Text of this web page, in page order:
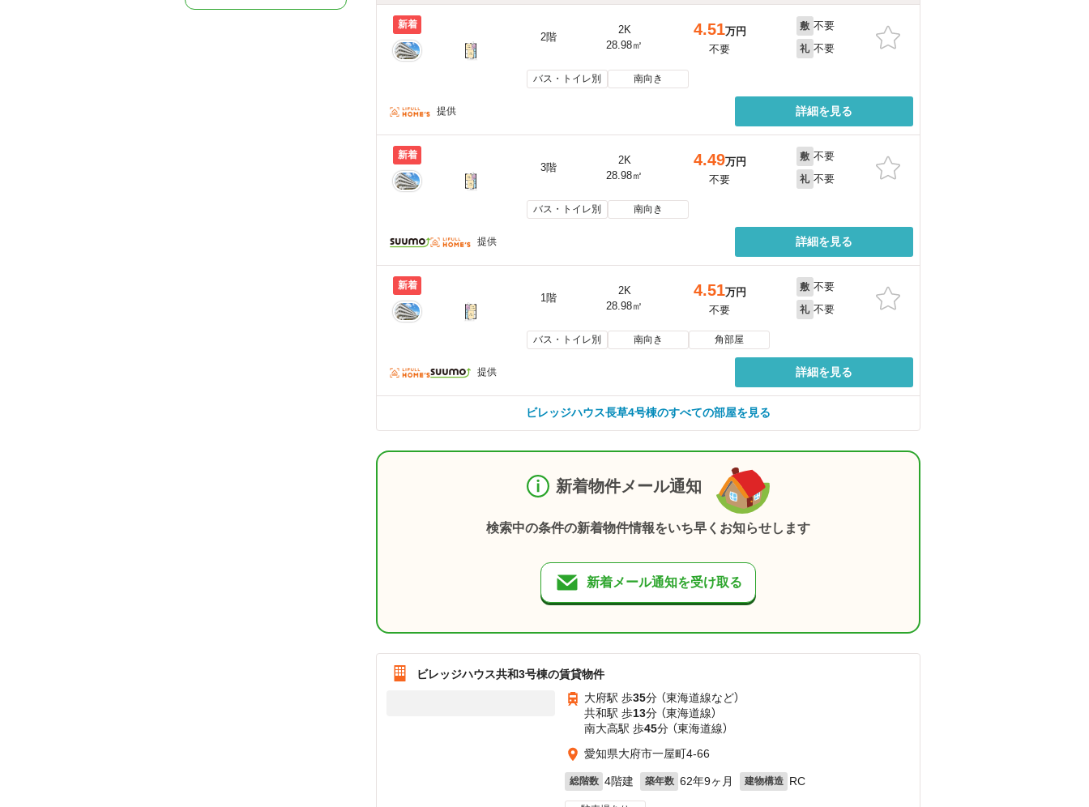
新着
2階
2K
28.98㎡
4.51万円
不要
敷 不要
礼 不要
バス・トイレ別 南向き
提供 詳細を見る
新着
3階
2K
28.98㎡
4.49万円
不要
敷 不要
礼 不要
バス・トイレ別 南向き
提供 詳細を見る
新着
1階
2K
28.98㎡
4.51万円
不要
敷 不要
礼 不要
バス・トイレ別 南向き 角部屋
提供 詳細を見る
ビレッジハウス長草4号棟のすべての部屋を見る
新着物件メール通知
検索中の条件の新着物件情報をいち早くお知らせします
新着メール通知を受け取る
ビレッジハウス共和3号棟の賃貸物件
大府駅 歩35分 （東海道線など）
共和駅 歩13分 （東海道線）
南大高駅 歩45分 （東海道線）
愛知県大府市一屋町4-66
総階数 4階建 築年数 62年9ヶ月 建物構造 RC